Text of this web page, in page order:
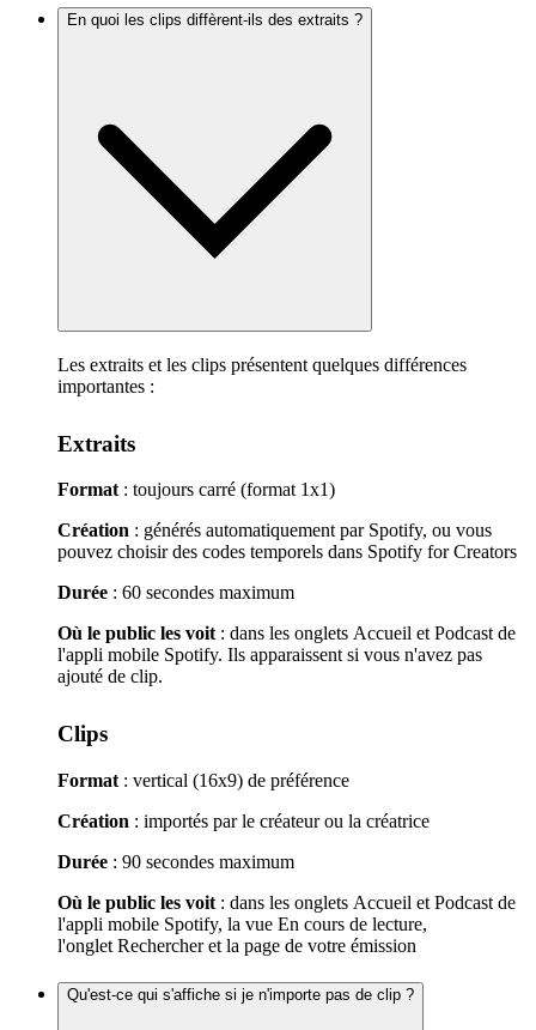
En quoi les clips diffèrent-ils des extraits ?
Les extraits et les clips présentent quelques différences
importantes :
Extraits
Format : toujours carré (format 1x1)
Création : générés automatiquement par Spotify, ou vous
pouvez choisir des codes temporels dans Spotify for Creators
Durée : 60 secondes maximum
Où le public les voit : dans les onglets Accueil et Podcast de
l'appli mobile Spotify. Ils apparaissent si vous n'avez pas
ajouté de clip.
Clips
Format : vertical (16x9) de préférence
Création : importés par le créateur ou la créatrice
Durée : 90 secondes maximum
Où le public les voit : dans les onglets Accueil et Podcast de
l'appli mobile Spotify, la vue En cours de lecture,
l'onglet Rechercher et la page de votre émission
Qu'est-ce qui s'affiche si je n'importe pas de clip ?